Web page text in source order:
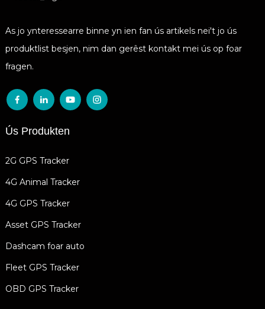
As jo ​​​​ynteressearre binne yn ien fan ús artikels nei't jo ús
produktlist besjen, nim dan gerêst kontakt mei ús op foar
fragen.
Ús Produkten
2G GPS Tracker
4G Animal Tracker
4G GPS Tracker
Asset GPS Tracker
Dashcam foar auto
Fleet GPS Tracker
OBD GPS Tracker